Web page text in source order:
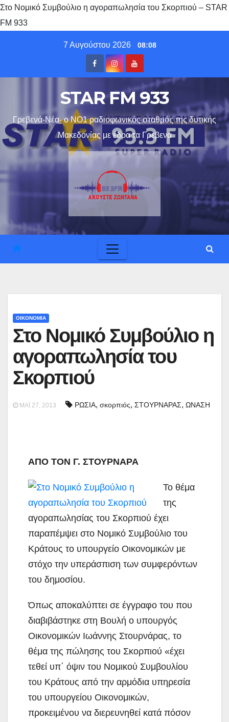
Στο Νομικό Συμβούλιο η αγοραπωλησία του Σκορπιού – STAR
FM 933
7 Αυγούστου 2026 08:08
STAR FM 933
Γρεβενά-Νέα- ο ΝΟ1 ραδιοφωνικός σταθμός της δυτικής
Μακεδονίας με έδρα τα Γρεβενα
ΟΙΚΟΝΟΜΙΑ
Στο Νομικό Συμβούλιο η
αγοραπωλησία του
Σκορπιού
ΜΆΙ 27, 2013 ΡΩΣΙΑ, σκορπιός, ΣΤΟΥΡΝΑΡΑΣ, ΩΝΑΣΗ
ΑΠΟ ΤΟΝ Γ. ΣΤΟΥΡΝΑΡΑ
Το θέμα
της
αγοραπωλησίας του Σκορπιού έχει
παραπέμψει στο Νομικό Συμβούλιο του
Κράτους το υπουργείο Οικονομικών με
στόχο την υπεράσπιση των συμφερόντων
του δημοσίου.
Όπως αποκαλύπτει σε έγγραφo του που
διαβιβάστηκε στη Βουλή ο υπουργός
Οικονομικών Ιωάννης Στουρνάρας, το
θέμα της πώλησης του Σκορπιού «έχει
τεθεί υπ΄ όψιν του Νομικού Συμβουλίου
του Κράτους από την αρμόδια υπηρεσία
του υπουργείου Οικονομικών,
προκειμένου να διερευνηθεί κατά πόσον